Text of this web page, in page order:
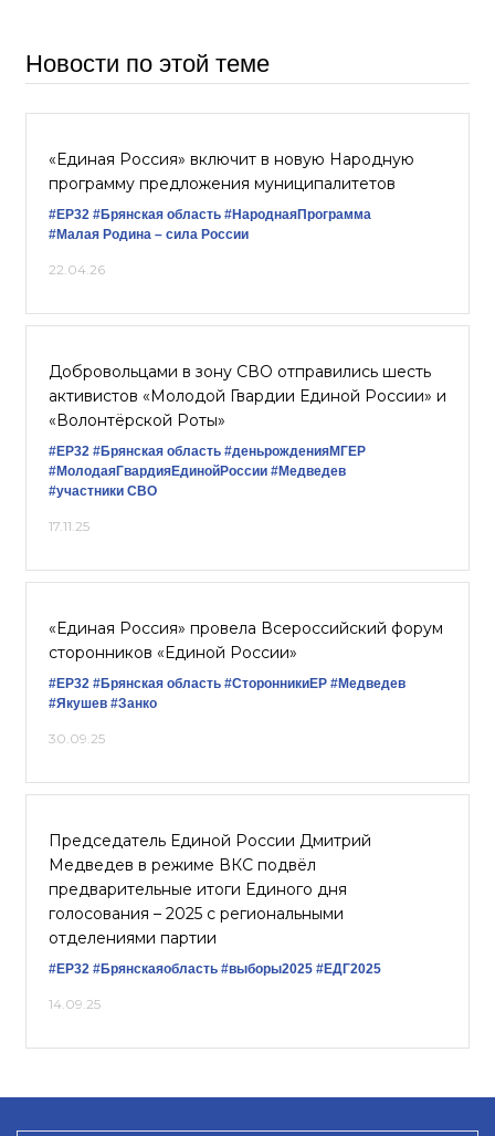
Новости по этой теме
«Единая Россия» включит в новую Народную
программу предложения муниципалитетов
#ЕР32 #Брянская область #НароднаяПрограмма
#Малая Родина – сила России
22.04.26
Добровольцами в зону СВО отправились шесть
активистов «Молодой Гвардии Единой России» и
«Волонтёрской Роты»
#ЕР32 #Брянская область #деньрожденияМГЕР
#МолодаяГвардияЕдинойРоссии #Медведев
#участники СВО
17.11.25
«Единая Россия» провела Всероссийский форум
сторонников «Единой России»
#ЕР32 #Брянская область #СторонникиЕР #Медведев
#Якушев #Занко
30.09.25
Председатель Единой России Дмитрий
Медведев в режиме ВКС подвёл
предварительные итоги Единого дня
голосования – 2025 с региональными
отделениями партии
#ЕР32 #Брянскаяобласть #выборы2025 #ЕДГ2025
14.09.25